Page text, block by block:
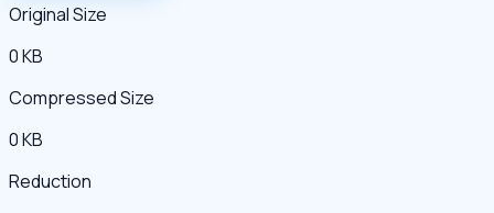
Original Size
0 KB
Compressed Size
0 KB
Reduction